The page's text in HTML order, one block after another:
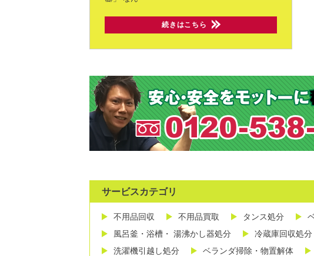
続きはこちら
サービスカテゴリ
不用品回収 不用品買取 タンス処分
風呂釜・浴槽・ 湯沸かし器処分
冷蔵庫回収処分
洗濯機引越し処分
ベランダ掃除・物置解体